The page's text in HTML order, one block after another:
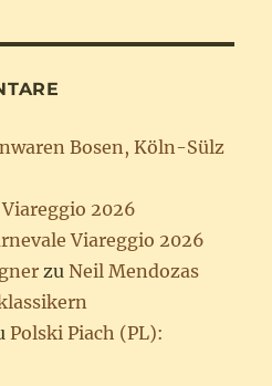
Bosen, Köln-Sülz
2026
Viareggio 2026
zuNeil Mendozas
Polski Piach (PL):